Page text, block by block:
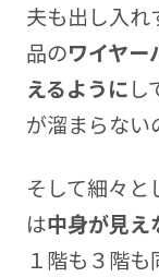
夫も出し入れ
品のワイヤー
えるようにし
が溜まらない
そして細々
は中身が見え
１階も３階も